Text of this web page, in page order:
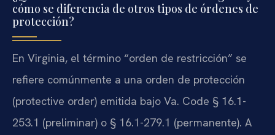
cómo se diferencia de otros tipos de órdenes de
protección?
En Virginia, el término “orden de restricción” se
refiere comúnmente a una orden de protección
(protective order) emitida bajo Va. Code § 16.1-
253.1 (preliminar) o § 16.1-279.1 (permanente). A